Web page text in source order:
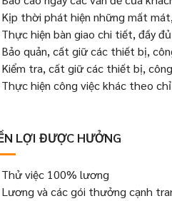
Kịp thời phát hiện những mất
Thực hiện bàn giao chi tiết, đầy
Bảo quản, cất giữ các thiết bị,
Kiểm tra, cất giữ các thiết bị,
Thực hiện công việc khác theo chỉ
LỢI ĐƯỢC HƯỞNG
Thử việc 100% lương
Lương và các gói thưởng cạnh